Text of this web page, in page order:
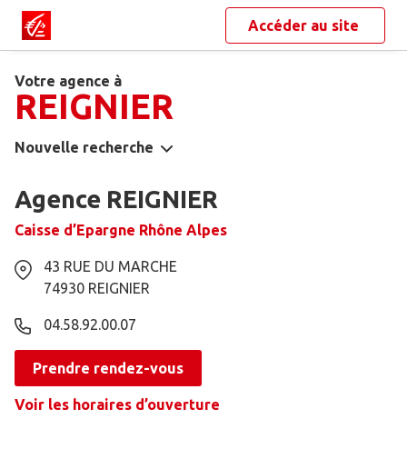
Accéder au site
Votre agence à
REIGNIER
Nouvelle recherche
Agence REIGNIER
Caisse d’Epargne Rhône Alpes
43 RUE DU MARCHE
74930 REIGNIER
04.58.92.00.07
Prendre rendez-vous
Voir les horaires d’ouverture